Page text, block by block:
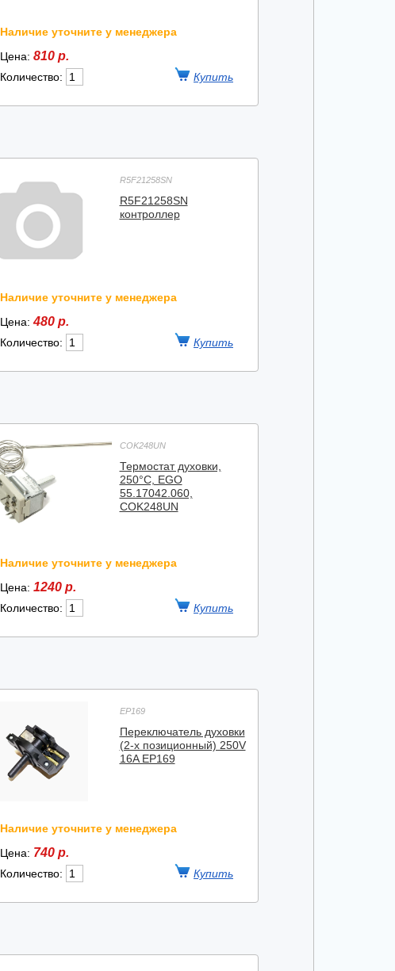
Наличие уточните у менеджера
Цена: 810 р.
Количество:
R5F21258SN
R5F21258SN
контроллер
Наличие уточните у менеджера
Цена:480 р.
Количество:
COK248UN
Термостат духовки,
250°C, EGO
55.17042.060,
COK248UN
Наличие уточните у менеджера
Цена: 1240 р.
Количество:
EP169
Переключатель духовки
(2-х позиционный) 250V
16A EP169
Наличие уточните у менеджера
Цена: 740 р.
Количество: